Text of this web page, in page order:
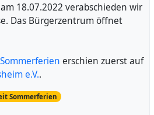
18.07.2022 verabschieden wir
Das Bürgerzentrum öffnet
erschien zuerst auf
e.V..
Sommerferien